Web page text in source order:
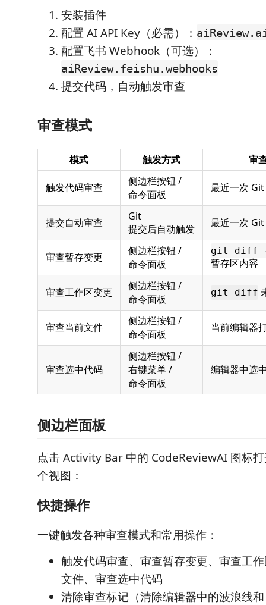
安装插件
配置 AI API Key（必需）：
配置飞书 Webhook（可选）：
aiReview.feishu.webhooks
提交代码，自动触发审查
审查模式
模式 触发方式 审
触发代码审查
侧边栏按钮 /
命令面板
最近一次
提交自动审查
Git
提交后自动触发
最近一次
审查暂存变更
侧边栏按钮 /
命令面板
git diff
暂存区内容
审查工作区变更
侧边栏按钮 /
命令面板
git diff
审查当前文件
侧边栏按钮 /
命令面板
当前编辑器
审查选中代码
侧边栏按钮 /
右键菜单 /
命令面板
编辑器中选
侧边栏面板
点击 Activity Bar 中的 CodeReviewAI 图标
个视图：
快捷操作
一键触发各种审查模式和常用操作：
触发代码审查、审查暂存变更、审查工
文件、审查选中代码
清除审查标记（清除编辑器中的波浪线